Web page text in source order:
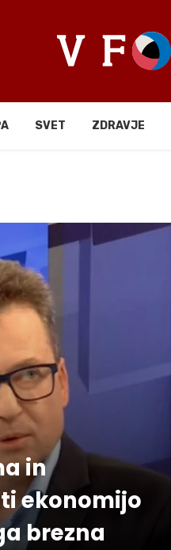
SVET ZDRAVJE
in
ekonomijo
brezna